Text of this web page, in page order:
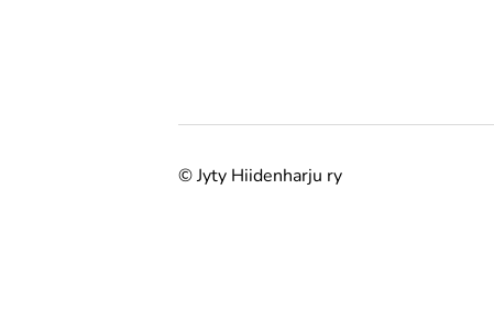
©Jyty Hiidenharju ry